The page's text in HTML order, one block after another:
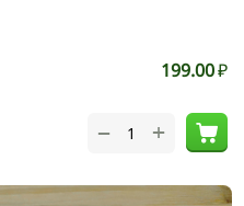
199.00₽
+
−